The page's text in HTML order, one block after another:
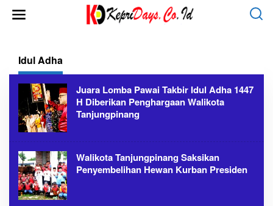
Idul Adha
Juara Lomba Pawai Takbir Idul Adha 1447
H Diberikan Penghargaan Walikota
Tanjungpinang
Walikota Tanjungpinang Saksikan
Penyembelihan Hewan Kurban Presiden